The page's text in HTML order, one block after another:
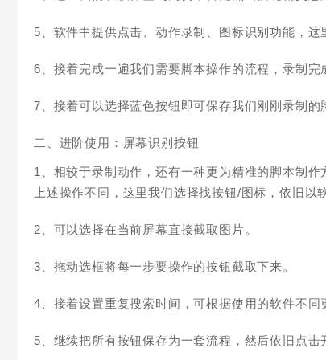
5、软件中提供点击、动作录制、图标识别功能，
6、接着完成一遍我们需要脚本操作的流程，录制
7、接着可以选择蓝色按钮即可保存我们刚刚录制
二、进阶使用：屏幕识别按钮
1、相较于录制动作，还有一种更为精准的脚本制
上述操作不同，这里我们选择找按钮/图标，依旧以
2、 可以选择在当前屏幕直接截取图片。
3、拖动选框将每一步要操作的按钮截取下来。
4、接着设置重复搜索时间，可根据使用的软件不同
5、继续把所有按钮保存为一套流程，然后依旧点